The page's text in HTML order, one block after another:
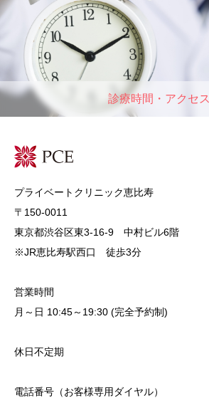
診療時間・アクセス
プライベートクリニック恵比寿
〒150-0011
東京都渋谷区東3-16-9 中村ビル6階
※JR恵比寿駅西口 徒歩3分
営業時間
月～日 10:45～19:30 (完全予約制)
休日不定期
電話番号（お客様専用ダイヤル）